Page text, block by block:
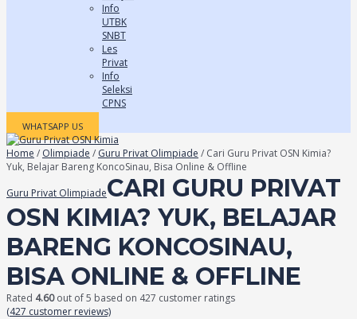
Info
UTBK
SNBT
Les
Privat
Info
Seleksi
CPNS
WHATSAPP US
Home / Olimpiade / Guru Privat Olimpiade / Cari Guru Privat OSN Kimia?
Yuk, Belajar Bareng KoncoSinau, Bisa Online & Offline
Guru Privat OlimpiadeCARI GURU PRIVAT
OSN KIMIA? YUK, BELAJAR
BARENG KONCOSINAU,
BISA ONLINE & OFFLINE
Rated 4.60out of 5 based on 427 customer ratings
(427 customer reviews)